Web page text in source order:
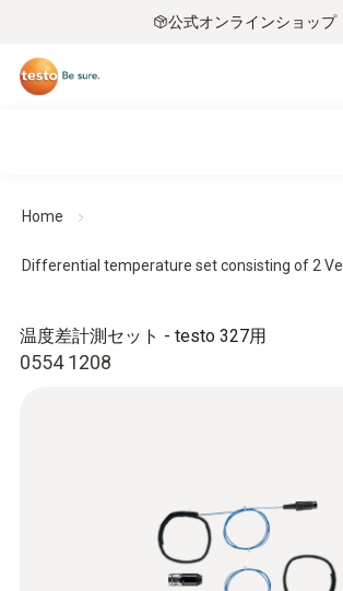
公式オンラインショップ
Home
Differential temperature set consisting of 2
0554 1208
温度差計測セット - testo 327用